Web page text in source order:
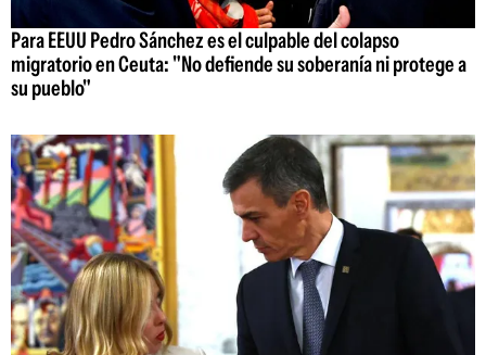
Para EEUU Pedro Sánchez es el culpable del colapso
migratorio en Ceuta: "No defiende su soberanía ni protege a
su pueblo"